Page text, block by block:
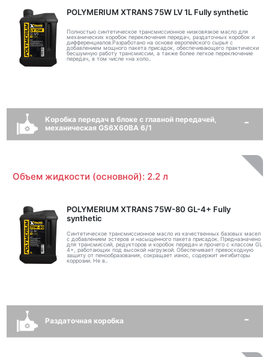
POLYMERIUM XTRANS 75W LV 1L Fully synthetic
Полностью синтетическое трансмиссионное низковязкое масло для
механических коробок переключения передач, раздаточных коробок и
дифференциалов.Разработано на основе европейского сырья с
добавлением мощного пакета присадок, обеспечивающего практически
бесшумную работу трансмиссии, а также более легкое переключение
передач, в том числе «на холо..
Коробка передач в блоке с главной передачей,
механическая GS6X60BA 6/1
Объем жидкости (основной): 2.2 л
POLYMERIUM XTRANS 75W-80 GL-4+ Fully
synthetic
Синтетическое трансмиссионное масло из качественных базовых масел
с добавлением эстеров и насыщенного пакета присадок. Предназначено
для трансмиссий, редукторов и коробок передач и прочего с классом GL
4+, работающих под высокой нагрузкой. Обеспечивает превосходную
защиту от пенообразования, сокращает износ, содержит ингибиторы
коррозии. Не в..
Раздаточная коробка